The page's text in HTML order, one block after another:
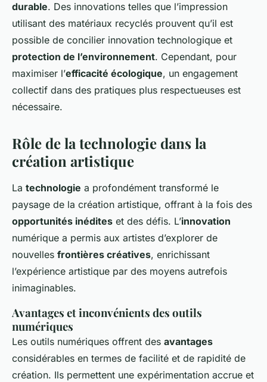
durable. Des innovations telles que l’impression
utilisant des matériaux recyclés prouvent qu’il est
possible de concilier innovation technologique et
protection de l’environnement. Cependant, pour
maximiser l’efficacité écologique, un engagement
collectif dans des pratiques plus respectueuses est
nécessaire.
Rôle de la technologie dans la
création artistique
La technologie a profondément transformé le
paysage de la création artistique, offrant à la fois des
opportunités inédites et des défis. L’innovation
numérique a permis aux artistes d’explorer de
nouvelles frontières créatives, enrichissant
l’expérience artistique par des moyens autrefois
inimaginables.
Avantages et inconvénients des outils
numériques
Les outils numériques offrent des avantages
considérables en termes de facilité et de rapidité de
création. Ils permettent une expérimentation accrue et